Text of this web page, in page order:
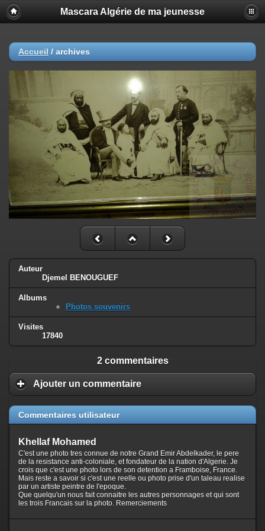
Mascara Algérie de ma jeunesse
Accueil / archives
Auteur
Djemel BENOUGUEF
Albums
Photos souvenirs
Visites
17840
2 commentaires
Ajouter un commentaire
Commentaires utilisateur
Khellaf Mohamed
C'est une photo tres connue de notre Grand Emir Abdelkader, le pere
de la resistance anti-coloniale, et fondateur de la nation d'Algerie. Je
crois que c'est une photo lors de son detention a Framboise, France.
Mais reste a savoir si c'est une reelle ou photo prise d'un taleau realise
par un artiste peintre de l'epoque.
Que quelqu'un nous fait connaitre les autres personnages et qui sont
les trois Francais sur la photo. Remerciements